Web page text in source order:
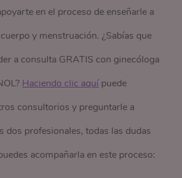
en el proceso de enseñarle a
y menstruación. ¿Sabías que
a consulta GRATIS con ginecóloga
Haciendo clic aquípuede
consultorios y preguntarle a
dos profesionales, todas las dudas
acompañarla en este proceso: